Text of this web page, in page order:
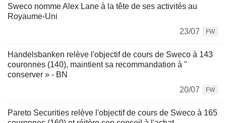
Sweco nomme Alex Lane à la tête de ses activités au
Royaume-Uni
23/07
FW
Handelsbanken relève l'objectif de cours de Sweco à 143
couronnes (140), maintient sa recommandation à "
conserver » - BN
20/07
FW
Pareto Securities relève l'objectif de cours de Sweco à 165